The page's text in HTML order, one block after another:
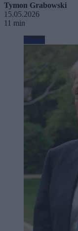
Tymon Grabowski
15.05.2026
11 min
Biznes